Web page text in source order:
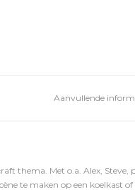
Aanvullende
thema. Met o.a. Alex, Steve,
te maken op een koelkast